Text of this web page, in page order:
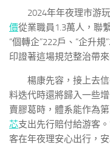
2024年年夜理市游
價從業職員1.3萬人，聯
“個轉企”222戶、“企升規
印證著這場規范整治帶來
楊康先容，接上去
料迭代時還將歸入一些
賣膠葛時，體系能作為
芯支出先行賠付給游客
客在年夜理安心出行，